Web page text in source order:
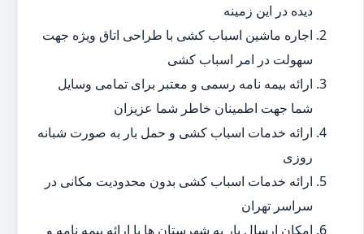
دیده در این زمینه
اجاره ماشین اسباب کشی با طراحی اتاق ویژه جهت
سهولت در امر اسباب کشی
ارائه بیمه نامه رسمی و معتبر برای تمامی وسایل
شما جهت اطمینان خاطر شما عزیزان
ارائه خدمات اسباب کشی و حمل بار به صورت شبانه
روزی
ارائه خدمات اسباب کشی بدون محدودیت مکانی در
سراسر تهران
امکان ارسال بار به شهرستان ها با ارائه بیمه نامه و